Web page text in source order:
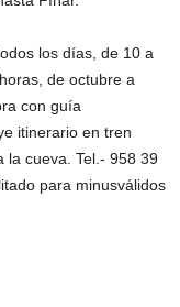
los días, de 10 a
de octubre a
con guía
itinerario en tren
la cueva. Tel.- 958 39
para minusválidos